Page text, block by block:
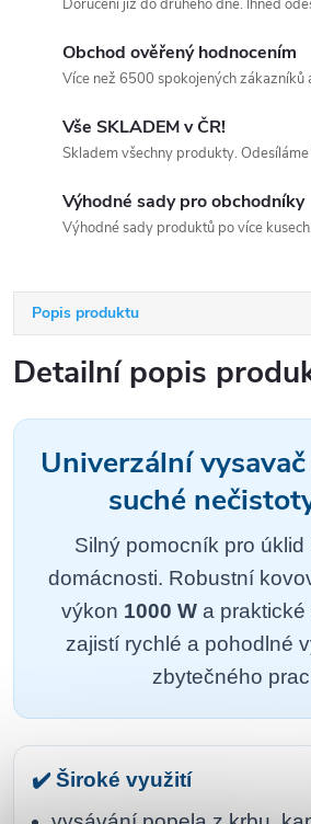
Doručení již do druhého dne. Ihned
Obchod ověřený hodnocením
Více než 6500 spokojených zákazníků
Vše SKLADEM v ČR!
Skladem všechny produkty.
Výhodné sady pro obchodníky
Výhodné sady produktů po více
Popis produktu
Detailní popis
Univerzální
suché
Silný pomocník pro úklid
domácnosti. Robustní
výkon 1000 Wa praktické
zajistí rychlé a pohodlné
zbytečného
✔️ Široké využití